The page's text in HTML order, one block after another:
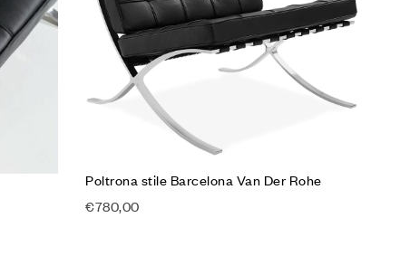
Quick view
Scegli
Poltrona stile Barcelona Van Der Rohe
€780,00